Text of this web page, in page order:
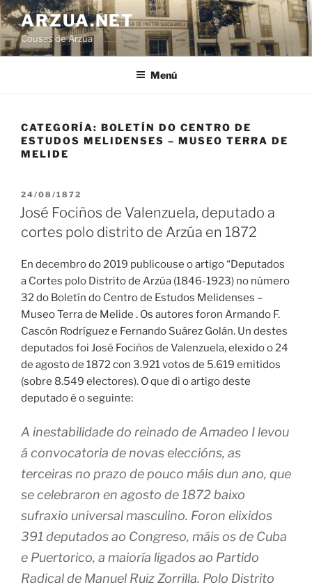
Ir
o
contido
ARZUA.NET
Cousas de Arzúa
Menú
CATEGORÍA: BOLETÍN DO CENTRO DE
ESTUDOS MELIDENSES – MUSEO TERRA DE
MELIDE
PUBLICADO
EN
24/08/1872
José Fociños de Valenzuela, deputado a
cortes polo distrito de Arzúa en 1872
En decembro do 2019 publicouse o artigo “Deputados
a Cortes polo Distrito de Arzúa (1846-1923) no número
32 do Boletín do Centro de Estudos Melidenses –
Museo Terra de Melide . Os autores foron Armando F.
Cascón Rodríguez e Fernando Suárez Golán. Un destes
deputados foi José Fociños de Valenzuela, elexido o 24
de agosto de 1872 con 3.921 votos de 5.619 emitidos
(sobre 8.549 electores). O que di o artigo deste
deputado é o seguinte:
A inestabilidade do reinado de Amadeo I levou
á convocatoria de novas eleccións, as
terceiras no prazo de pouco máis dun ano, que
se celebraron en agosto de 1872 baixo
sufraxio universal masculino. Foron elixidos
391 deputados ao Congreso, máis os de Cuba
e Puertorico, a maioría ligados ao Partido
Radical de Manuel Ruiz Zorrilla. Polo Distrito